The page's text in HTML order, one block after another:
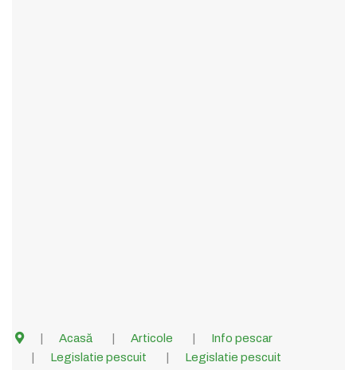
Acasă Articole
Info pescar
Legislatie pescuit
Legislatie pescuit